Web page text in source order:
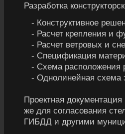
Разработка
- Конструктивное
- Расчет крепления и
- Расчет ветровых и
- Спецификация
- Схема расположения
- Однолинейная схема
Проектная
же для согласования
ГИБДД и другими